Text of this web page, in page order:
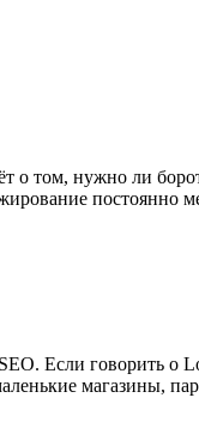
о том, нужно ли
постоянно
Если говорить о
магазины,